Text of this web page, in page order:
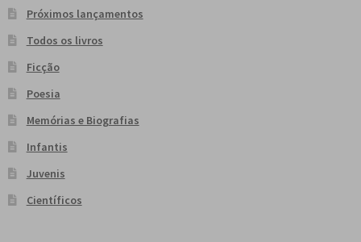
Próximos lançamentos
Todos os livros
Ficção
Poesia
Memórias e Biografias
Infantis
Juvenis
Científicos